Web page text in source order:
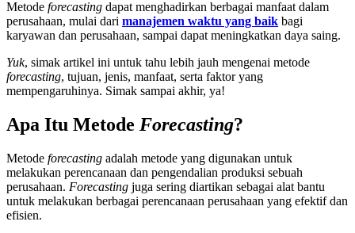
Metode forecasting dapat menghadirkan berbagai manfaat dalam
perusahaan, mulai dari manajemen waktu yang baik bagi
karyawan dan perusahaan, sampai dapat meningkatkan daya saing.
Yuk, simak artikel ini untuk tahu lebih jauh mengenai metode
forecasting, tujuan, jenis, manfaat, serta faktor yang
mempengaruhinya. Simak sampai akhir, ya!
Apa Itu Metode Forecasting?
Metode forecasting adalah metode yang digunakan untuk
melakukan perencanaan dan pengendalian produksi sebuah
perusahaan. Forecasting juga sering diartikan sebagai alat bantu
untuk melakukan berbagai perencanaan perusahaan yang efektif dan
efisien.